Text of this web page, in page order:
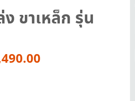
ง ขาเหล็ก รุ่น
Current